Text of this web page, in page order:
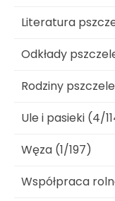
Literatura
Odkłady
Rodziny
Ule i pasieki (4/
Węza (1/197)
Współpraca